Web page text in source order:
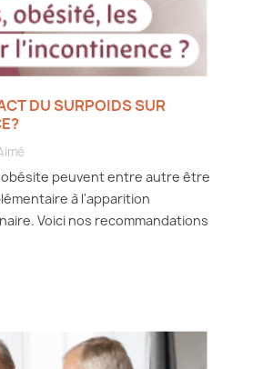
DU SURPOIDS SUR
peuvent entre autre être
à l'apparition
Voici nos recommandations